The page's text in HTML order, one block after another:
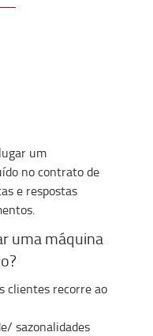
um
no contrato de
e respostas
uma máquina
clientes recorre ao
sazonalidades